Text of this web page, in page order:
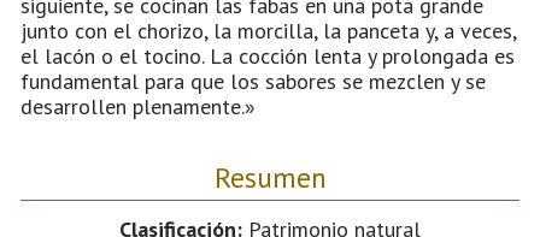
junto con el chorizo, la morcilla, la panceta y, a veces,
el lacón o el tocino. La cocción lenta y prolongada es
fundamental para que los sabores se mezclen y se
desarrollen plenamente.»
Resumen
Clasificación: Patrimonio natural